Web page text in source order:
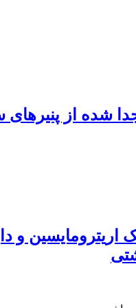
شده از پنیرهای
و